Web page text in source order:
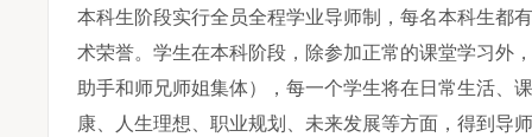
本科生阶段实行全员全程学业导师制，每名本科生都
术荣誉。学生在本科阶段，除参加正常的课堂学习外
助手和师兄师姐集体），每一个学生将在日常生活、
康、人生理想、职业规划、未来发展等方面，得到导